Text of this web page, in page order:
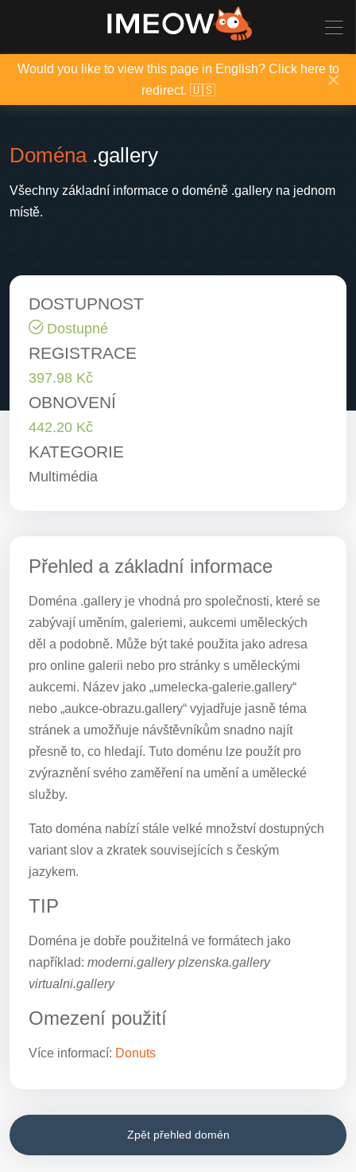
Would you like to view this page in English? Click here to
redirect. 🇺🇸
×
Doména.gallery
Všechny základní informace o doméně .gallery na jednom
místě.
DOSTUPNOST
Dostupné
REGISTRACE
397.98 Kč
OBNOVENÍ
442.20 Kč
KATEGORIE
Multimédia
Přehled a základní informace
Doména .gallery je vhodná pro společnosti, které se
zabývají uměním, galeriemi, aukcemi uměleckých
děl a podobně. Může být také použita jako adresa
pro online galerii nebo pro stránky s uměleckými
aukcemi. Název jako „umelecka-galerie.gallery“
nebo „aukce-obrazu.gallery“ vyjadřuje jasně téma
stránek a umožňuje návštěvníkům snadno najít
přesně to, co hledají. Tuto doménu lze použít pro
zvýraznění svého zaměření na umění a umělecké
služby.
Tato doména nabízí stále velké množství dostupných
variant slov a zkratek souvisejících s českým
jazykem.
TIP
Doména je dobře použitelná ve formátech jako
například: moderni.gallery plzenska.gallery
virtualni.gallery
Omezení použití
Více informací: Donuts
Zpět přehled domén